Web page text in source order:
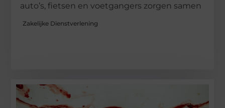
auto’s, fietsen en voetgangers zorgen samen
Zakelijke Dienstverlening